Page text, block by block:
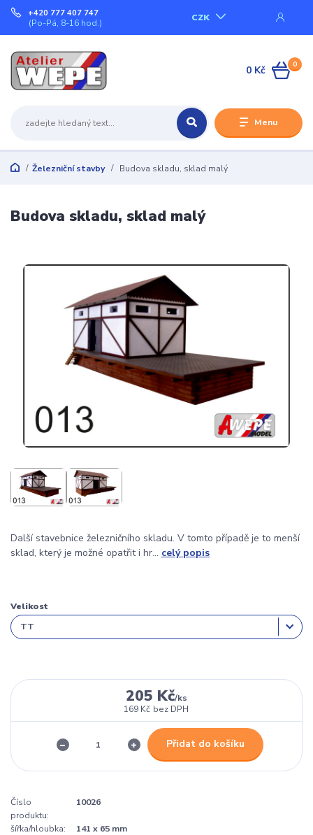
Menu
CZK
+420 777 407 747
(Po-Pá, 8-16 hod.)
0
0 Kč
Železniční stavby Budova skladu, sklad malý
Budova skladu, sklad malý
Další stavebnice železničního skladu. V tomto případě je to menší
sklad, který je možné opatřit i hr... celý popis
Velikost
205 Kč/ks
169 Kč bez DPH
Přidat do košíku
Číslo
produktu:
10026
šířka/hloubka: 141 x 65 mm